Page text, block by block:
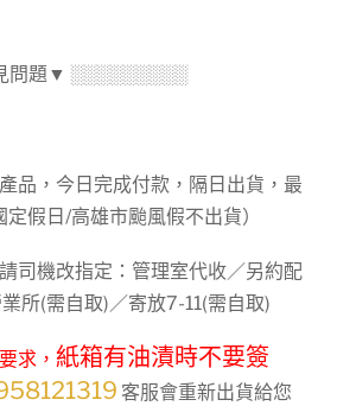
問題▼ ░░░░░░░░░
品，今日完成付款，隔日出貨，最
假日/高雄市颱風假不出貨）
司機改指定：管理室代收／另約配
所(需自取)／寄放7-11(需自取)
求， 紙箱有油漬時不要簽
客服會重新出貨給您